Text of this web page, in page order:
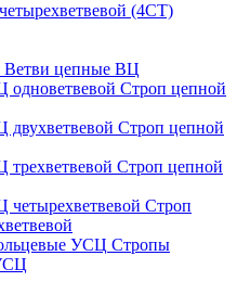
(4СТ)
Ветви цепные ВЦ
Строп цепной
Строп цепной
Строп цепной
Строп
Стропы